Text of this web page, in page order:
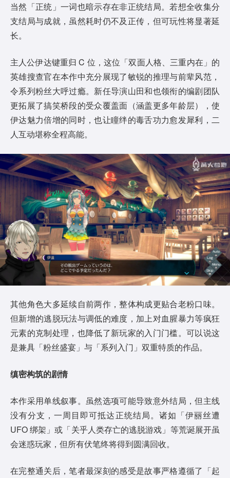
当然「正统」一词也暗示存在非正统结局。若想全收集分
支结局与成就，虽然耗时仍不及正传，但可玩性将显著延
长。
主人公伊达键重归 C 位，这位「双面人格、三重内在」的
英雄搜查官在本作中充分展现了敏锐的推理与前辈风范，
令系列粉丝大呼过瘾。新任导演山田和也领衔的编剧团队
更拓展了搞笑桥段的受众覆盖面（涵盖更多年龄层），使
伊达魅力倍增的同时，也让瞳绊的毒舌功力愈发犀利，二
人互动堪称全程高能。
其他角色大多延续自前两作，整体构成更贴合老粉口味。
但新增的逃脱玩法与调低的难度，加上对血腥暴力等疯狂
元素的克制处理，也降低了新玩家的入门门槛。可以说这
是兼具「粉丝盛宴」与「系列入门」双重特质的作品。
缜密构筑的剧情
本作采用单线叙事。虽然选项可能导致意外结局，但主线
没有分支，一周目即可抵达正统结局。诸如「伊丽丝遭
UFO 绑架」或「关乎人类存亡的逃脱游戏」等荒诞展开虽
会迷惑玩家，但所有伏笔终将得到圆满回收。
在完整通关后，笔者最深刻的感受是故事严格遵循了「起